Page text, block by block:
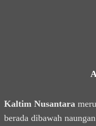
Kaltim Nusantara
berada dibawah